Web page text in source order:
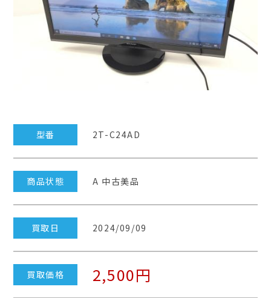
型番 2T-C24AD
商品状態 A 中古美品
買取日 2024/09/09
買取価格 2,500円